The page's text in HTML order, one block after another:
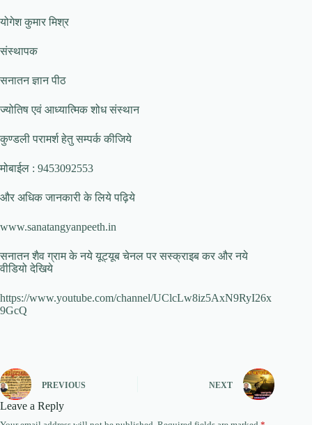
योगेश कुमार मिश्र
संस्थापक
सनातन ज्ञान पीठ
ज्योतिष एवं आध्यात्मिक शोध संस्थान
कुण्डली परामर्श हेतु सम्पर्क कीजिये
मोबाईल : 9453092553
और अधिक जानकारी के लिये पढ़िये
www.sanatangyanpeeth.in
सनातन शैव ग्राम के नये यूट्यूब चेनल पर सस्क्राइब कर और नये
वीडियो देखिये
https://www.youtube.com/channel/UClcLw8iz5AxN9RyI26x
9GcQ
PREVIOUS NEXT
Leave a Reply